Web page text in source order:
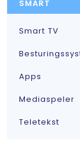
SMART
Smart TV
Apps
Mediaspeler
Teletekst